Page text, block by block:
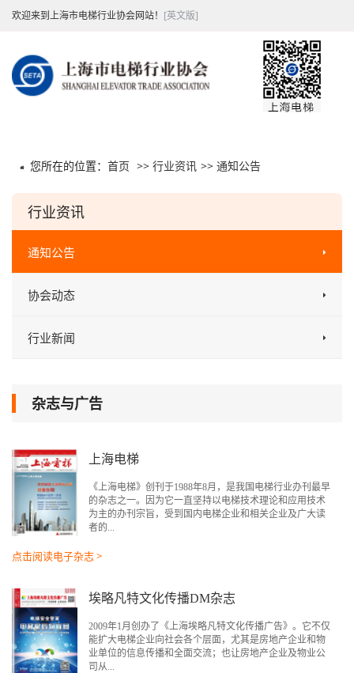
欢迎来到上海市电梯行业协会网站！ [英文版]
您所在的位置： 首页 >> 行业资讯 >> 通知公告
行业资讯
通知公告
协会动态
行业新闻
杂志与广告
上海电梯
《上海电梯》创刊于1988年8月，是我国电梯行业办刊最早
的杂志之一。因为它一直坚持以电梯技术理论和应用技术
为主的办刊宗旨，受到国内电梯企业和相关企业及广大读
者的...
点击阅读电子杂志 >
埃略凡特文化传播DM杂志
2009年1月创办了《上海埃略凡特文化传播广告》。它不仅
能扩大电梯企业向社会各个层面，尤其是房地产企业和物
业单位的信息传播和全面交流；也让房地产企业及物业公
司从...